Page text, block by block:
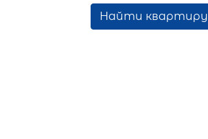
Найти квартиру